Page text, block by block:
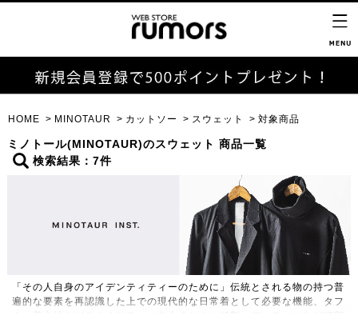
HOME MINOTAUR カットソー スウェット 対象商品
ミノトール(MINOTAUR)のスウェット 商品一覧
検索結果：7件
「その人自身のアイデンティティーのために」伝統とされる物の持つ普
遍的な要素を再認識した上での現代的な日常着として必要な機能、タフ